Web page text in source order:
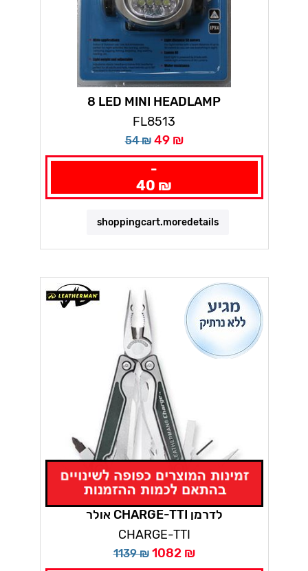
8 LED MINI HEADLAMP
FL8513
54 ₪ 49 ₪
-
40 ₪
shoppingcart.moredetails
אולר CHARGE-TTI לדרמן
CHARGE-TTI
1139 ₪ 1082 ₪